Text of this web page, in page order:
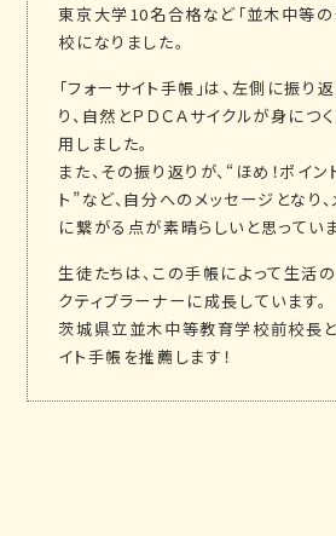
東京大学10名合格など「並木中等の
校になりました。
「フォーサイト手帳」は、左側に振り
り、自然とＰＤＣＡサイクルが身につ
用しました。
また、その振り返りが、“ほめ！ポイン
ト”など、自分へのメッセージとなり
に繋がる点が素晴らしいと思っていま
生徒たちは、この手帳によって生活
クティブラーナーに成長しています。
茨城県立並木中等教育学校前校長と
イト手帳を推薦します！